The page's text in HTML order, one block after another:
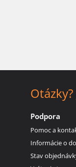
Otázky?
Podpora
Pomoc a
Informácie o
Stav